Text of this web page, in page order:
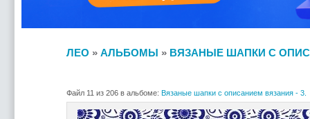
ЛЕО » АЛЬБОМЫ » ВЯЗАНЫЕ ШАПКИ С
Файл 11 из 206 в альбоме: Вязаные шапки с описанием вязания - 3.